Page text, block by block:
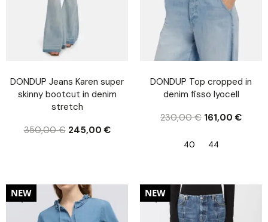
DONDUP Jeans Karen super
skinny bootcut in denim
stretch
350,00€ 245,00€
DONDUP Top cropped in
denim fisso lyocell
230,00€ 161,00€
40 44
20%
NEW 30%
NEW